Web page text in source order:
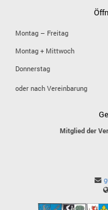
Montag – Freitag
Montag + Mittwoch
Donnerstag
oder nach Vereinbarung
Mitglied der